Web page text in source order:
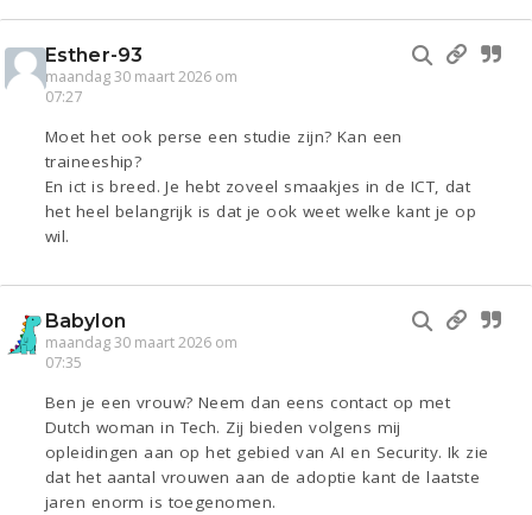
Esther-93
maandag 30 maart 2026 om
07:27
Moet het ook perse een studie zijn? Kan een
traineeship?
En ict is breed. Je hebt zoveel smaakjes in de ICT, dat
het heel belangrijk is dat je ook weet welke kant je op
wil.
Babylon
maandag 30 maart 2026 om
07:35
Ben je een vrouw? Neem dan eens contact op met
Dutch woman in Tech. Zij bieden volgens mij
opleidingen aan op het gebied van AI en Security. Ik zie
dat het aantal vrouwen aan de adoptie kant de laatste
jaren enorm is toegenomen.